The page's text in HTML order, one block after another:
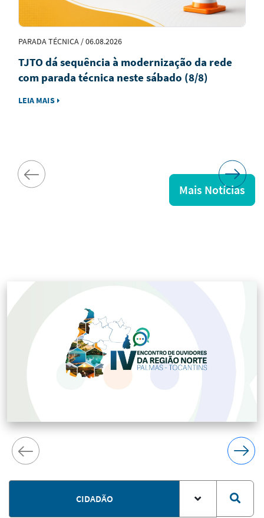
PARADA TÉCNICA / 06.08.2026
TJTO dá sequência à modernização da rede
com parada técnica neste sábado (8/8)
LEIA MAIS
Mais Notícias
CIDADÃO